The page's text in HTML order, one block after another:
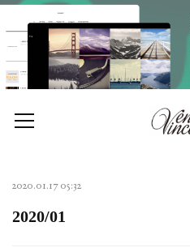
2020.01.17 05:32
2020/01